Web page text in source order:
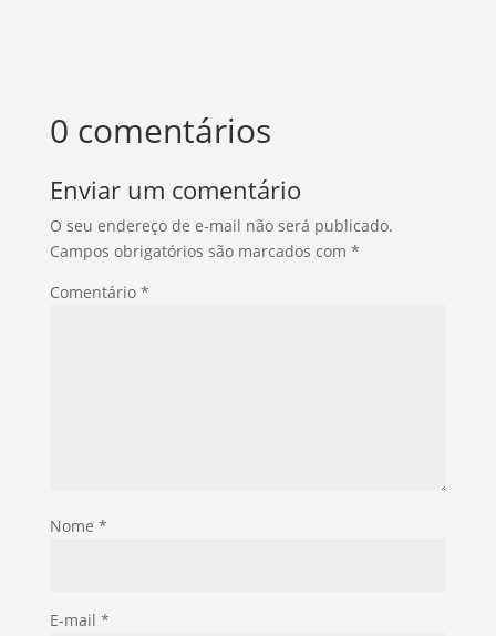
0 comentários
Enviar um comentário
O seu endereço de e-mail não será publicado.
Campos obrigatórios são marcados com *
Comentário *
Nome *
E-mail *